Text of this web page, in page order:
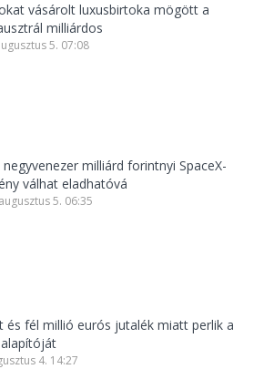
vásárolt luxusbirtoka mögött a
milliárdos
5. 07:08
negyvenezer milliárd forintnyi SpaceX-
válhat eladhatóvá
5. 06:35
és fél millió eurós jutalék miatt perlik a
4. 14:27